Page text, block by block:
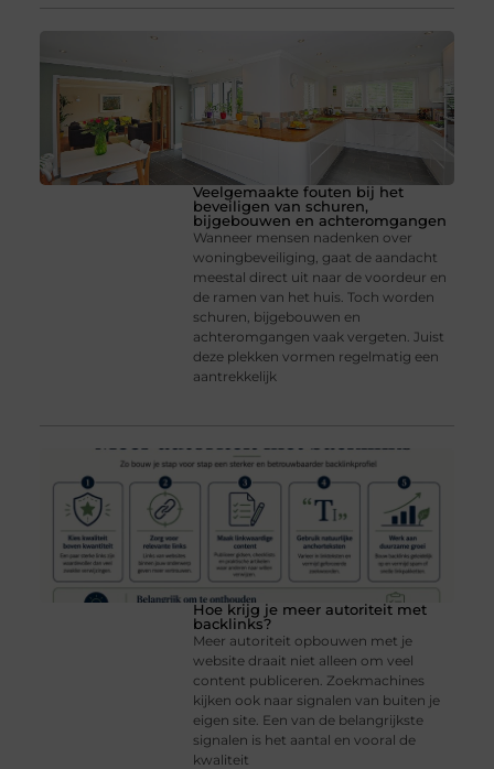
Veelgemaakte fouten bij het
beveiligen van schuren,
bijgebouwen en achteromgangen
Wanneer mensen nadenken over
woningbeveiliging, gaat de aandacht
meestal direct uit naar de voordeur en
de ramen van het huis. Toch worden
schuren, bijgebouwen en
achteromgangen vaak vergeten. Juist
deze plekken vormen regelmatig een
aantrekkelijk
Hoe krijg je meer autoriteit met
backlinks?
Meer autoriteit opbouwen met je
website draait niet alleen om veel
content publiceren. Zoekmachines
kijken ook naar signalen van buiten je
eigen site. Een van de belangrijkste
signalen is het aantal en vooral de
kwaliteit